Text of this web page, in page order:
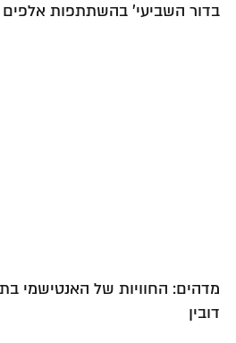
בדור השביעי' בהשתתפות אלפים
מדהים: החוויות של האנטישמי
דובין